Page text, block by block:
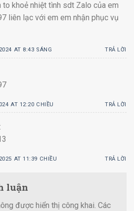
to khoẻ nhiệt tình sdt Zalo của em
liên lạc với em em nhận phục vụ
AT 8:43 SÁNG TRẢ LỜI
AT 12:20 CHIỀU TRẢ LỜI
AT 11:39 CHIỀU TRẢ LỜI
luận
được hiển thị công khai. Các